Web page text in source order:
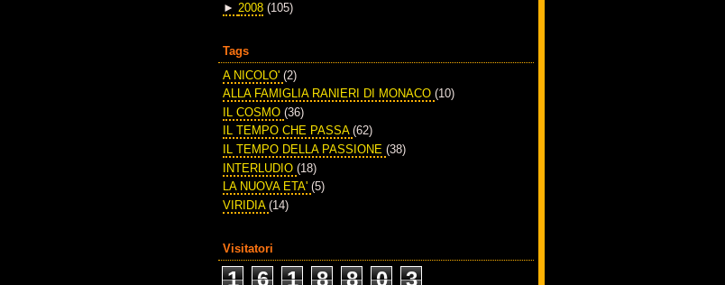
► 2008 (105)
Tags
A NICOLO' (2)
ALLA FAMIGLIA RANIERI DI MONACO (10)
IL COSMO (36)
IL TEMPO CHE PASSA (62)
IL TEMPO DELLA PASSIONE (38)
INTERLUDIO (18)
LA NUOVA ETA' (5)
VIRIDIA (14)
Visitatori
1 6 1 8 8 0 3